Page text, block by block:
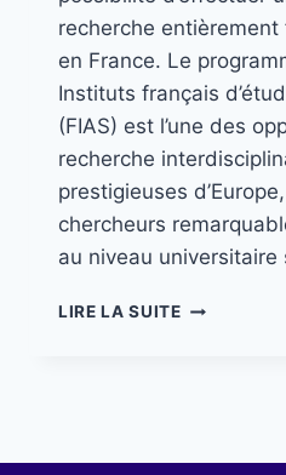
recherche
en France. Le
Instituts français
(FIAS) est l’une des
recherche
prestigieuses
chercheurs
au niveau universitaire
LIRE LA SUITE